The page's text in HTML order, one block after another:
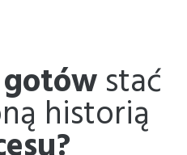
gotów stać
historią